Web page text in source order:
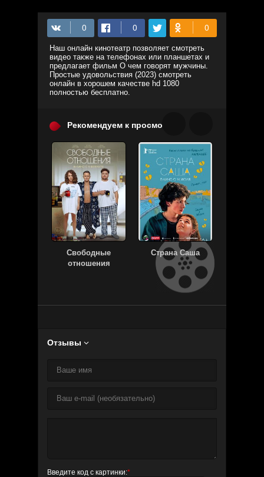
Наш онлайн кинотеатр позволяет смотреть
видео также на телефонах или планшетах и
предлагает фильм О чем говорят мужчины.
Простые удовольствия (2023) смотреть
онлайн в хорошем качестве hd 1080
полностью бесплатно.
Рекомендуем к просмотру:
Свободные
отношения
Страна Саша
Отзывы 
Введите код с картинки:*